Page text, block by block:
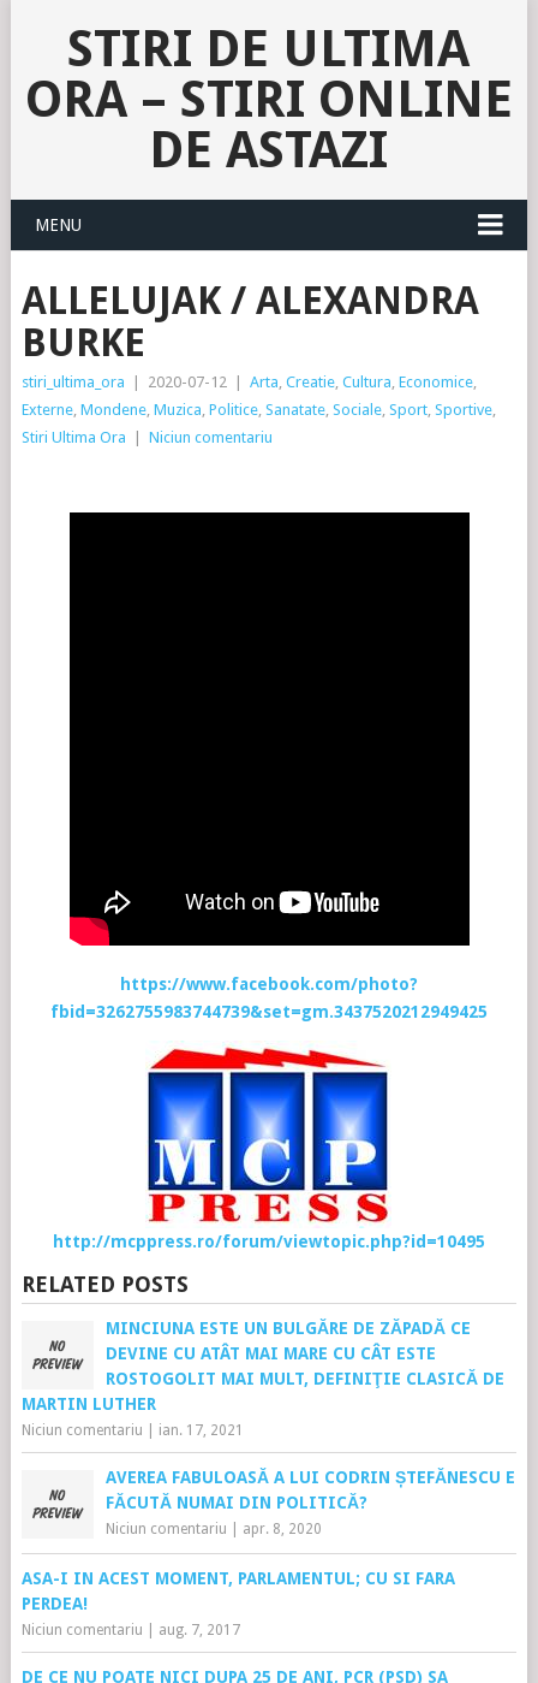
STIRI DE ULTIMA
ORA – STIRI ONLINE
DE ASTAZI
MENU
ALLELUJAK / ALEXANDRA
BURKE
stiri_ultima_ora 2020-07-12 Arta, Creatie, Cultura, Economice,
Externe, Mondene, Muzica, Politice, Sanatate, Sociale, Sport, Sportive,
Stiri Ultima Ora
Niciun comentariu
https://www.facebook.com/photo?
fbid=3262755983744739&set=gm.3437520212949425
http://mcppress.ro/forum/viewtopic.php?id=10495
RELATED POSTS
MINCIUNA ESTE UN BULGĂRE DE ZĂPADĂ CE
DEVINE CU ATÂT MAI MARE CU CÂT ESTE
ROSTOGOLIT MAI MULT, DEFINIŢIE CLASICĂ DE
MARTIN LUTHER
Niciun comentariu ian. 17, 2021
AVEREA FABULOASĂ A LUI CODRIN ȘTEFĂNESCU E
FĂCUTĂ NUMAI DIN POLITICĂ?
Niciun comentariu apr. 8, 2020
ASA-I IN ACEST MOMENT, PARLAMENTUL; CU SI FARA
PERDEA!
Niciun comentariu aug. 7, 2017
DE CE NU POATE NICI DUPA 25 DE ANI, PCR (PSD) SA